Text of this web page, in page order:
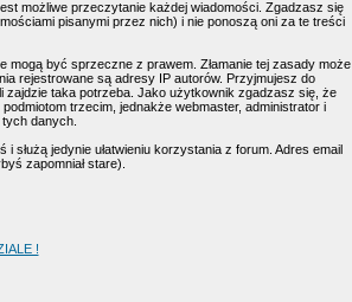
możliwe przeczytanie każdej wiadomości. Zgadzasz się
pisanymi przez nich) i nie ponoszą oni za te treści
być sprzeczne z prawem. Złamanie tej zasady może
rejestrowane są adresy IP autorów. Przyjmujesz do
zajdzie taka potrzeba. Jako użytkownik zgadzasz się, że
trzecim, jednakże webmaster, administrator i
danych.
jedynie ułatwieniu korzystania z forum. Adres email
zapomniał stare).
!